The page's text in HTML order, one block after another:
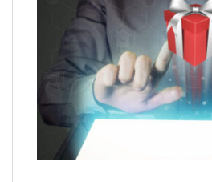
Schaeffler mejora su rentabilidad en
NOVA: innovación y diseño que
mano de Tormo Franquicias